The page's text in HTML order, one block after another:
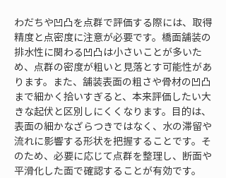
わだちや凹凸を点群で評価する際には、取得
精度と点密度に注意が必要です。橋面舗装の
排水性に関わる凹凸は小さいことが多いた
め、点群の密度が粗いと見落とす可能性があ
ります。また、舗装表面の粗さや骨材の凹凸
まで細かく拾いすぎると、本来評価したい大
きな起伏と区別しにくくなります。目的は、
表面の細かなざらつきではなく、水の滞留や
流れに影響する形状を把握することです。そ
のため、必要に応じて点群を整理し、断面や
平滑化した面で確認することが有効です。